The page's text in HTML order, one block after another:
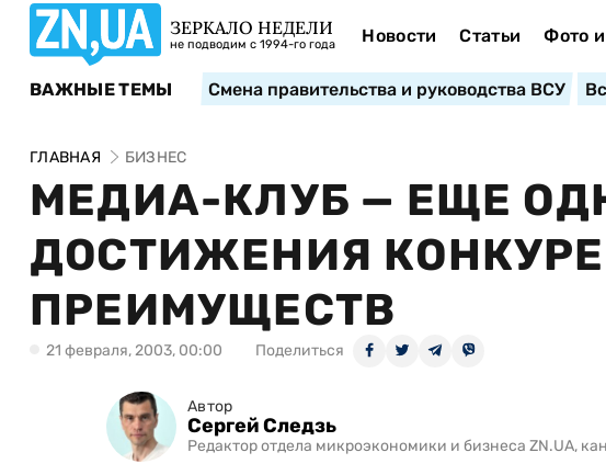
ЗЕРКАЛО НЕДЕЛИ
не подводим с 1994-го года Новости Статьи Фото
ВАЖНЫЕ ТЕМЫ Смена правительства и руководства ВСУ
ГЛАВНАЯ БИЗНЕС
МЕДИА-КЛУБ — ЕЩЕ
ДОСТИЖЕНИЯ
ПРЕИМУЩЕСТВ
21 февраля, 2003, 00:00 Поделиться
Автор
Сергей Следзь
Редактор отдела микроэкономики и бизнеса ZN.UA,